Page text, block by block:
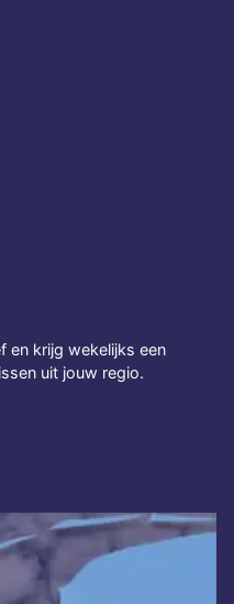
en krijg wekelijks een
uit jouw regio.